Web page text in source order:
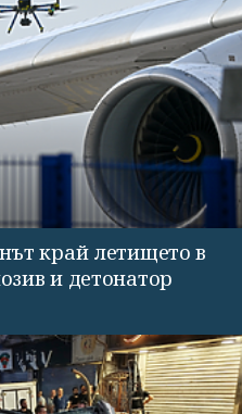
край летището в
и детонатор